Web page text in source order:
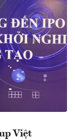
Việt